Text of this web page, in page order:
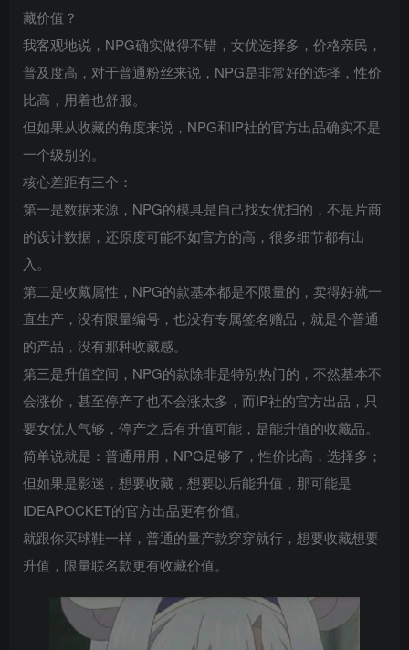
藏价值？
我客观地说，NPG确实做得不错，女优选择多，价格亲民，
普及度高，对于普通粉丝来说，NPG是非常好的选择，性价
比高，用着也舒服。
但如果从收藏的角度来说，NPG和IP社的官方出品确实不是
一个级别的。
核心差距有三个：
第一是数据来源，NPG的模具是自己找女优扫的，不是片商
的设计数据，还原度可能不如官方的高，很多细节都有出
入。
第二是收藏属性，NPG的款基本都是不限量的，卖得好就一
直生产，没有限量编号，也没有专属签名赠品，就是个普通
的产品，没有那种收藏感。
第三是升值空间，NPG的款除非是特别热门的，不然基本不
会涨价，甚至停产了也不会涨太多，而IP社的官方出品，只
要女优人气够，停产之后有升值可能，是能升值的收藏品。
简单说就是：普通用用，NPG足够了，性价比高，选择多；
但如果是影迷，想要收藏，想要以后能升值，那可能是
IDEAPOCKET的官方出品更有价值。
就跟你买球鞋一样，普通的量产款穿穿就行，想要收藏想要
升值，限量联名款更有收藏价值。